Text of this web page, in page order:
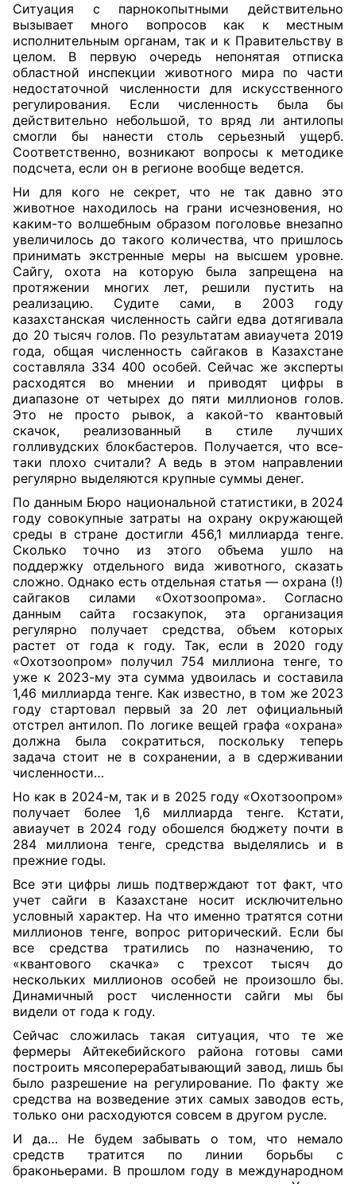
Ситуация с парнокопытнымидействительно
вызывает много вопросов как к местным
исполнительным органам, так и к Правительству в
целом. В первую очередь непонятая отписка
областной инспекции животного мира по части
недостаточной численности для искусственного
регулирования. Если численность была бы
действительно небольшой, то вряд ли антилопы
смогли бы нанести столь серьезный ущерб.
Соответственно, возникают вопросы к методике
подсчета, если он в регионе вообще ведется.
Ни для кого не секрет, что не так давно это
животное находилось на грани исчезновения, но
каким-то волшебным образом поголовье внезапно
увеличилось до такого количества, что пришлось
принимать экстренные меры на высшем уровне.
Сайгу, охота на которую была запрещена на
протяжении многих лет, решили пустить на
реализацию. Судите сами, в 2003 году
казахстанская численность сайги едва дотягивала
до 20 тысяч голов. По результатам авиаучета 2019
года, общая численность сайгаков в Казахстане
составляла 334 400 особей. Сейчас же эксперты
расходятся во мнении и приводят цифры в
диапазоне от четырех до пяти миллионов голов.
Это не просто рывок, а какой-то квантовый
скачок, реализованный в стиле лучших
голливудских блокбастеров. Получается, что все-
таки плохо считали? А ведь в этом направлении
регулярно выделяются крупные суммы денег.
По данным Бюро национальной статистики, в 2024
году совокупные затраты на охрану окружающей
среды в стране достигли 456,1 миллиарда тенге.
Сколько точно из этого объема ушло на
поддержку отдельного вида животного, сказать
сложно. Однако есть отдельная статья — охрана (!)
сайгаков силами «Охотзоопрома». Согласно
данным сайта госзакупок, эта организация
регулярно получает средства, объем которых
растет от года к году. Так, если в 2020 году
«Охотзоопром» получил 754 миллиона тенге, то
уже к 2023-му эта сумма удвоилась и составила
1,46 миллиарда тенге. Как известно, в том же 2023
году стартовал первый за 20 лет официальный
отстрел антилоп. По логике вещей графа «охрана»
должна была сократиться, поскольку теперь
задача стоит не в сохранении, а в сдерживании
численности…
Но как в 2024-м, так и в 2025 году «Охотзоопром»
получает более 1,6 миллиарда тенге. Кстати,
авиаучет в 2024 году обошелся бюджету почти в
284 миллиона тенге, средства выделялись и в
прежние годы.
Все эти цифры лишь подтверждают тот факт, что
учет сайги в Казахстане носит исключительно
условный характер. На что именно тратятся сотни
миллионов тенге, вопрос риторический. Если бы
все средства тратились по назначению, то
«квантового скачка» с трехсот тысяч до
нескольких миллионов особей не произошло бы.
Динамичный рост численности сайги мы бы
видели от года к году.
Сейчас сложилась такая ситуация, что те же
фермеры Айтекебийского района готовы сами
построить мясоперерабатывающий завод, лишь бы
было разрешение на регулирование. По факту же
средства на возведение этих самых заводов есть,
только они расходуются совсем в другом русле.
И да… Не будем забывать о том, что немало
средств тратится по линии борьбы с
браконьерами. В прошлом году в международном